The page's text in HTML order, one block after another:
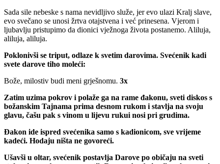
Sada sile nebeske s nama nevidljivo služe, jer evo ulazi Kralj slave,
evo svečano se unosi žrtva otajstvena i već prinesena. Vjerom i
ljubavlju pristupimo da dionici vježnoga života postanemo. Aliluja,
aliluja, aliluja.
Poklonivši se triput, odlaze k svetim darovima. Svećenik kadi
svete darove tiho moleći:
Bože, milostiv budi meni grješnomu. 3x
Zatim uzima pokrov i polaže ga na rame đakonu, sveti diskos s
božanskim Tajnama prima desnom rukom i stavlja na svoju
glavu, čašu pak s vinom u lijevu rukui nosi pri grudima.
Đakon ide ispred svećenika samo s kadionicom, sve vrijeme
kadeći. Hodaju ništa ne govoreći.
Ušavši u oltar, svećenik postavlja Darove po običaju na sveti